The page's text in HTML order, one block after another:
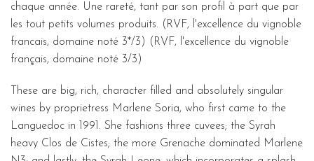
chaque année. Une rareté, tant par son profil à part que par
les tout petits volumes produits. (RVF, l'excellence du vignoble
francais, domaine noté 3*/3) (RVF, l'excellence du vignoble
français, domaine noté 3/3)
These are big, rich, character filled and absolutely singular
wines by proprietress Marlene Soria, who first came to the
Languedoc in 1991. She fashions three cuvees; the Syrah
heavy Clos de Cistes; the more Grenache dominated Marlene